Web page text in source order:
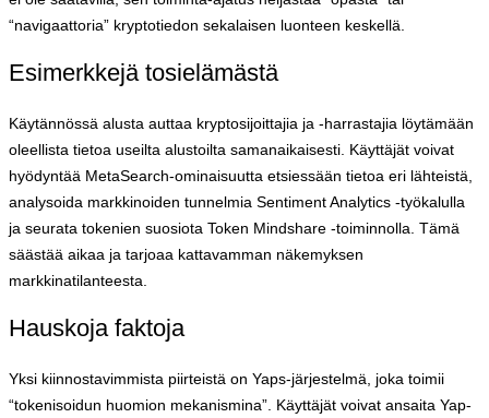
“navigaattoria” kryptotiedon sekalaisen luonteen keskellä.
Esimerkkejä tosielämästä
Käytännössä alusta auttaa kryptosijoittajia ja -harrastajia löytämään
oleellista tietoa useilta alustoilta samanaikaisesti. Käyttäjät voivat
hyödyntää MetaSearch-ominaisuutta etsiessään tietoa eri lähteistä,
analysoida markkinoiden tunnelmia Sentiment Analytics -työkalulla
ja seurata tokenien suosiota Token Mindshare -toiminnolla. Tämä
säästää aikaa ja tarjoaa kattavamman näkemyksen
markkinatilanteesta.
Hauskoja faktoja
Yksi kiinnostavimmista piirteistä on Yaps-järjestelmä, joka toimii
“tokenisoidun huomion mekanismina”. Käyttäjät voivat ansaita Yap-